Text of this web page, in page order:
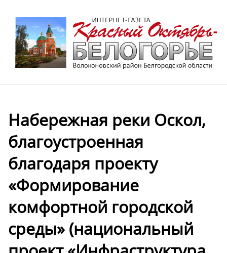
Набережная реки Оскол,
благоустроенная
благодаря проекту
«Формирование
комфортной городской
среды» (национальный